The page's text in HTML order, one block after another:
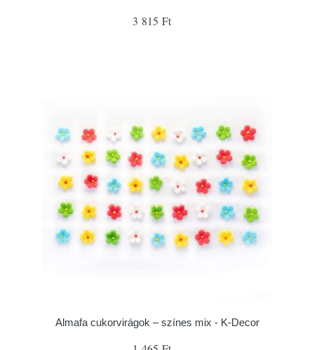
3 815 Ft
Almafa cukorvirágok – színes mix - K-Decor